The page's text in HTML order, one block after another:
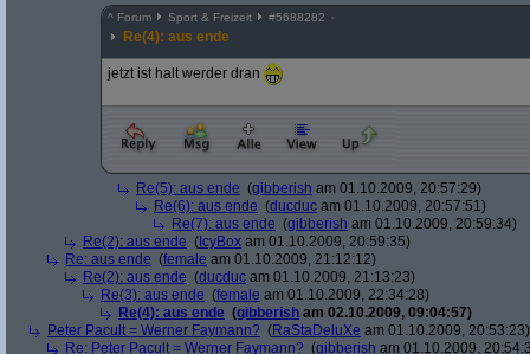
^ Forum Sport & Freizeit #5688282
Re(4): aus ende
jetzt ist halt werder dran
Re(5): aus ende (gibberish am 01.10.2009, 20:57:29)
Re(6): aus ende (ducduc am 01.10.2009, 20:57:51)
Re(7): aus ende (gibberish am 01.10.2009, 20:59:34)
Re(2): aus ende ( IcyBox am 01.10.2009, 20:59:35)
Re: aus ende (female am 01.10.2009, 21:12:12)
Re(2): aus ende (ducduc am 01.10.2009, 21:13:23)
Re(3): aus ende (female am 01.10.2009, 22:34:28)
Re(4): aus ende (gibberish am 02.10.2009, 09:04:57)
Peter Pacult = Werner Faymann? (RaStaDeluXe am 01.10.2009, 20:53:23)
Re: Peter Pacult = Werner Faymann? (gibberish am 01.10.2009,